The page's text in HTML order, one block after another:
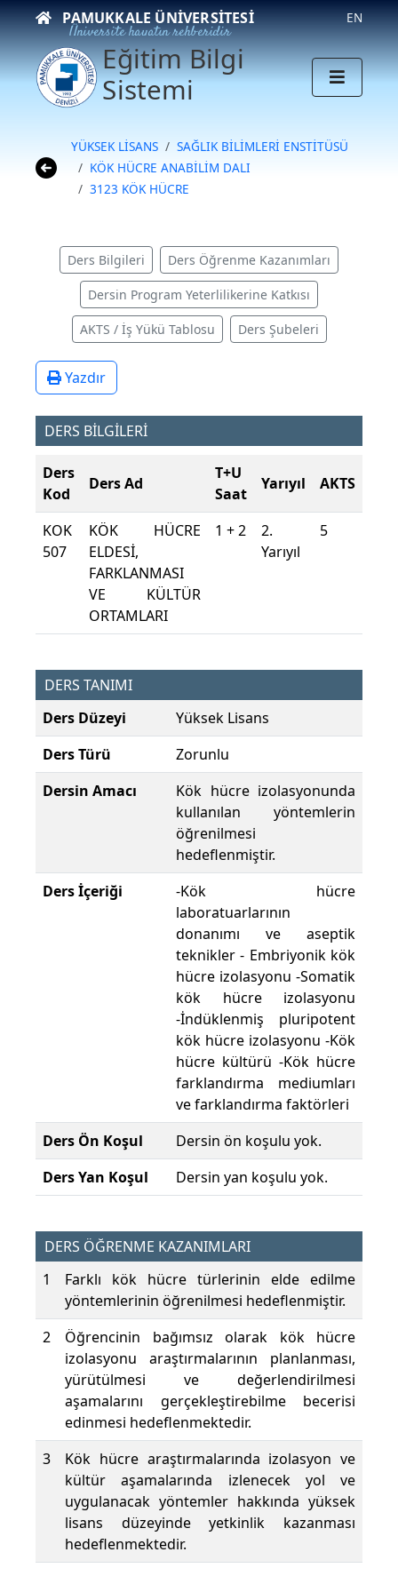
PAMUKKALE ÜNIVERSITESI
Üniversite hayatın rehberidir
EN
Eğitim Bilgi
Sistemi
YÜKSEK LİSANS
SAĞLIK BİLİMLERİ ENSTİTÜSÜ
KÖK HÜCRE ANABİLİM DALI
3123 KÖK HÜCRE
Ders Bilgileri Ders Öğrenme Kazanımları
Dersin Program Yeterlilikerine Katkısı
AKTS / İş Yükü Tablosu Ders Şubeleri
Yazdır
DERS BİLGİLERİ
Ders
Kod
Ders Ad
T+U
Saat
Yarıyıl AKTS
KOK
507
KÖK HÜCRE
ELDESİ,
FARKLANMASI
VE KÜLTÜR
ORTAMLARI
1 + 2
2.
Yarıyıl
5
DERS TANIMI
Ders Düzeyi
Yüksek Lisans
Ders Türü
Zorunlu
Dersin Amacı
Kök hücre izolasyonunda
kullanılan yöntemlerin
öğrenilmesi
hedeflenmiştir.
Ders İçeriği
-Kök hücre
laboratuarlarının
donanımı ve aseptik
teknikler - Embriyonik kök
hücre izolasyonu -Somatik
kök hücre izolasyonu
-İndüklenmiş pluripotent
kök hücre izolasyonu -Kök
hücre kültürü -Kök hücre
farklandırma mediumları
ve farklandırma faktörleri
Ders Ön Koşul
Dersin ön koşulu yok.
Ders Yan Koşul
Dersin yan koşulu yok.
DERS ÖĞRENME KAZANIMLARI
1
Farklı kök hücre türlerinin elde edilme
yöntemlerinin öğrenilmesi hedeflenmiştir.
2
Öğrencinin bağımsız olarak kök hücre
izolasyonu araştırmalarının planlanması,
yürütülmesi ve değerlendirilmesi
aşamalarını gerçekleştirebilme becerisi
edinmesi hedeflenmektedir.
3
Kök hücre araştırmalarında izolasyon ve
kültür aşamalarında izlenecek yol ve
uygulanacak yöntemler hakkında yüksek
lisans düzeyinde yetkinlik kazanması
hedeflenmektedir.